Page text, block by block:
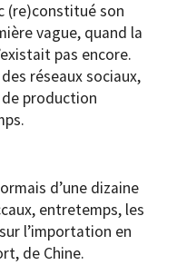
(re)constitué son
vague, quand la
pas encore.
réseaux sociaux,
production
d’une dizaine
entretemps, les
l’importation en
de Chine.